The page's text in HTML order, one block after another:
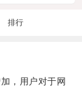
排行
，用户对于网